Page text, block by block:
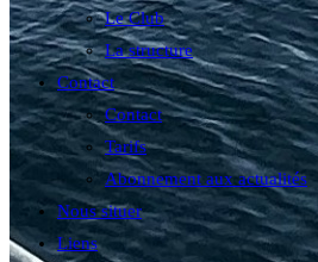
Le Club
La structure
Contact
Contact
Tarifs
Abonnement aux actualités
Nous situer
Liens